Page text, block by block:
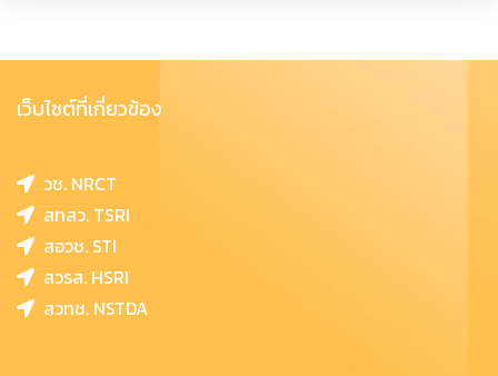
เว็บไซต์ที่เกี่ยวข้อง
วช. NRCT
สทสว. TSRI
สอวช. STI
สวรส. HSRI
สวทช. NSTDA